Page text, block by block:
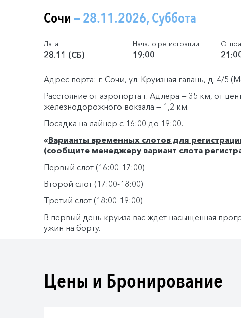
Сочи— 28.11.2026, Суббота
Дата
28.11 (СБ)
Начало регистрации
19:00
Адрес порта: г. Сочи, ул. Круизная гавань, д. 4/5
Расстояние от аэропорта г. Адлера — 35 км, от
железнодорожного вокзала — 1,2 км.
Посадка на лайнер с 16:00 до 19:00.
«Варианты временных слотов для
(сообщите менеджеру вариант слота
Первый слот (16:00-17:00)
Второй слот (17:00-18:00)
Третий слот (18:00-19:00)
В первый день круиза вас ждет насыщенная
ужин на борту.
Цены и Бронирование